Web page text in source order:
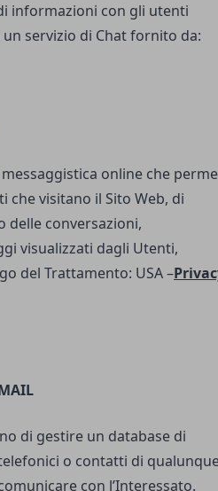
informazioni con gli utenti
servizio di Chat fornito da:
online che
che visitano il Sito Web, di
delle conversazioni,
visualizzati dagli Utenti,
del Trattamento: USA –
di gestire un database di
o contatti di
con l’Interessato.